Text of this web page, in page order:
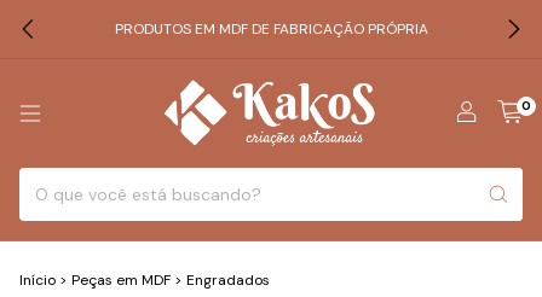
PRODUTOS EM MDF DE FABRICAÇÃO PRÓPRIA
0
Início > Peças em MDF > Engradados